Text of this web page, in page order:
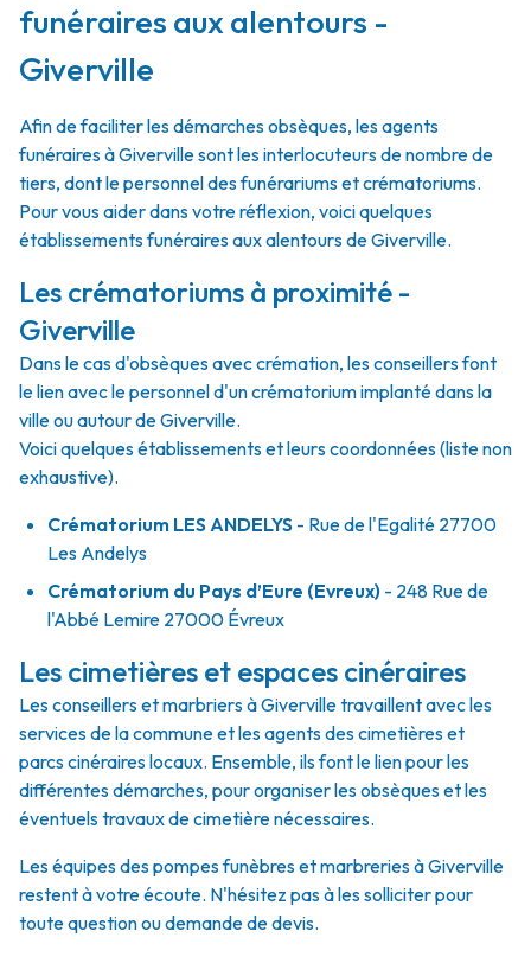
funéraires aux alentours -
Giverville
Afin de faciliter les démarches obsèques, les agents
funéraires à Giverville sont les interlocuteurs de nombre de
tiers, dont le personnel des funérariums et crématoriums.
Pour vous aider dans votre réflexion, voici quelques
établissements funéraires aux alentours de Giverville.
Les crématoriums à proximité -
Giverville
Dans le cas d'obsèques avec crémation, les conseillers font
le lien avec le personnel d'un crématorium implanté dans la
ville ou autour de Giverville.
Voici quelques établissements et leurs coordonnées (liste non
exhaustive).
Crématorium LES ANDELYS - Rue de l'Egalité 27700
Les Andelys
Crématorium du Pays d’Eure (Evreux) - 248 Rue de
l'Abbé Lemire 27000 Évreux
Les cimetières et espaces cinéraires
Les conseillers et marbriers à Giverville travaillent avec les
services de la commune et les agents des cimetières et
parcs cinéraires locaux. Ensemble, ils font le lien pour les
différentes démarches, pour organiser les obsèques et les
éventuels travaux de cimetière nécessaires.
Les équipes des pompes funèbres et marbreries à Giverville
restent à votre écoute. N'hésitez pas à les solliciter pour
toute question ou demande de devis.